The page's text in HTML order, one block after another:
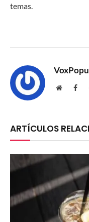
temas.
Website
ARTÍCULOS